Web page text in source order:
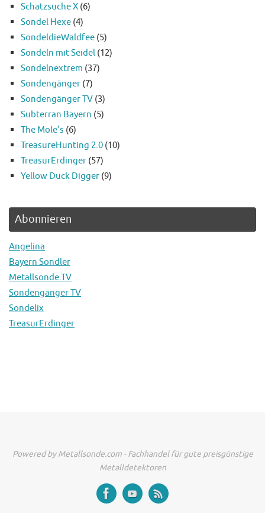
Schatzsuche X (6)
Sondel Hexe (4)
SondeldieWaldfee (5)
Sondeln mit Seidel (12)
Sondelnextrem (37)
Sondengänger (7)
Sondengänger TV (3)
Subterran Bayern (5)
The Mole’s (6)
TreasureHunting 2.0 (10)
TreasurErdinger (57)
Yellow Duck Digger (9)
Abonnieren
Angelina
Bayern Sondler
Metallsonde.TV
Sondengänger TV
Sondelix
TreasurErdinger
Powered by Metallsonde.com - Fachhandel für gute preisgünstige
Metalldetektoren